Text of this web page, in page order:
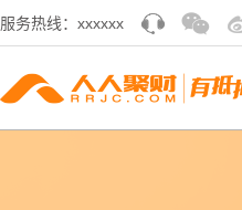
服务热线：xxxxxx